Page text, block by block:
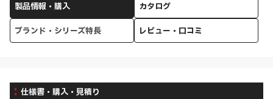
製品情報・購入
カタログ
ブランド・シリーズ特長
レビュー・口コミ
仕様書・購入・見積り